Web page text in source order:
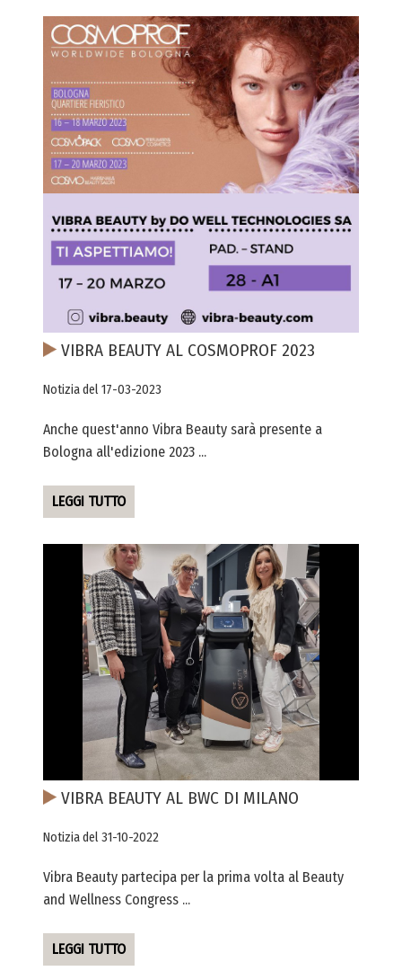
VIBRA BEAUTY AL COSMOPROF 2023
Notizia del 17-03-2023
Anche quest'anno Vibra Beauty sarà presente a
Bologna all'edizione 2023 ...
LEGGI TUTTO
VIBRA BEAUTY AL BWC DI MILANO
Notizia del 31-10-2022
Vibra Beauty partecipa per la prima volta al Beauty
and Wellness Congress ...
LEGGI TUTTO